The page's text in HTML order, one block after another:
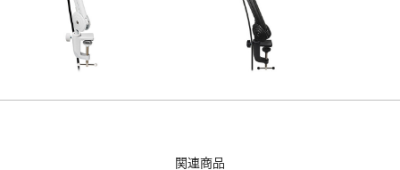
関連商品